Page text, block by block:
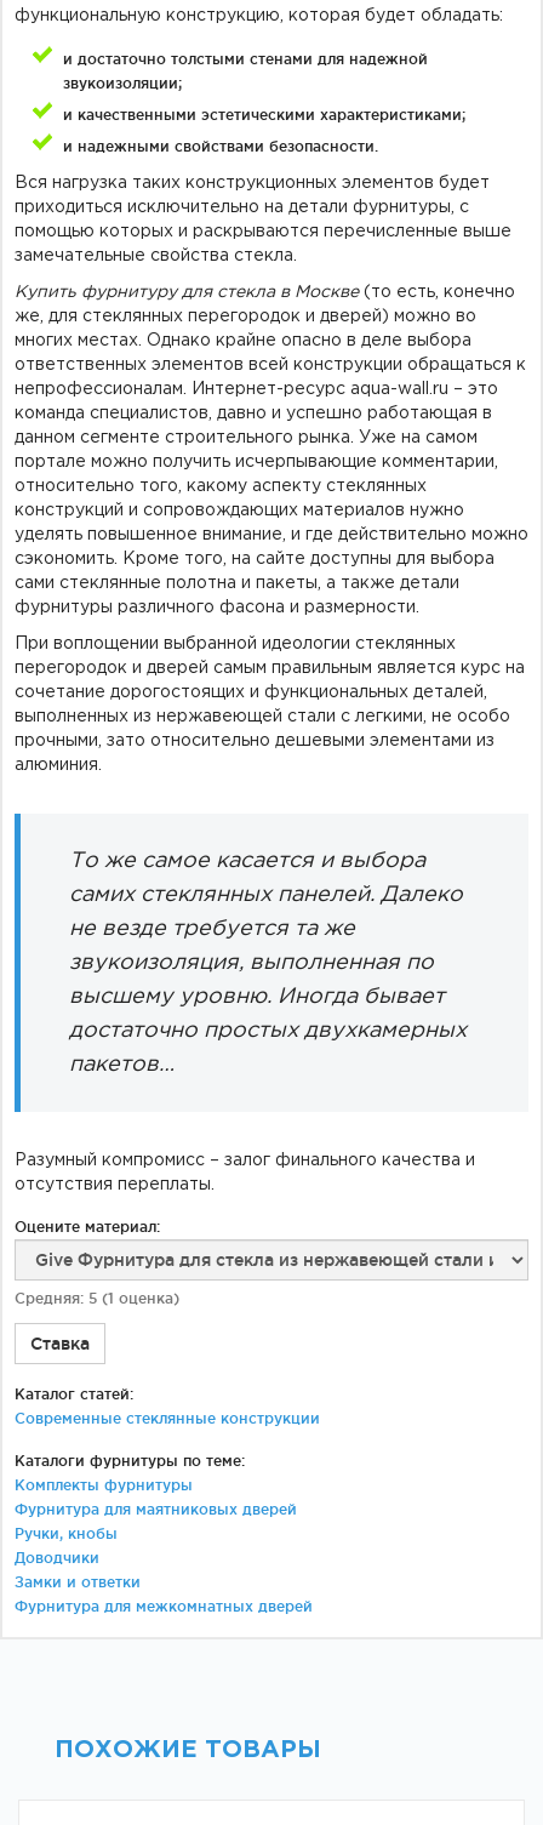
функциональную конструкцию, которая будет обладать:
и достаточно толстыми стенами для надежной
звукоизоляции;
и качественными эстетическими характеристиками;
и надежными свойствами безопасности.
Вся нагрузка таких конструкционных элементов будет
приходиться исключительно на детали фурнитуры, с
помощью которых и раскрываются перечисленные выше
замечательные свойства стекла.
Купить фурнитуру для стекла в Москве(то есть, конечно
же, для стеклянных перегородок и дверей) можно во
многих местах. Однако крайне опасно в деле выбора
ответственных элементов всей конструкции обращаться к
непрофессионалам. Интернет-ресурс aqua-wall.ru – это
команда специалистов, давно и успешно работающая в
данном сегменте строительного рынка. Уже на самом
портале можно получить исчерпывающие комментарии,
относительно того, какому аспекту стеклянных
конструкций и сопровождающих материалов нужно
уделять повышенное внимание, и где действительно можно
сэкономить. Кроме того, на сайте доступны для выбора
сами стеклянные полотна и пакеты, а также детали
фурнитуры различного фасона и размерности.
При воплощении выбранной идеологии стеклянных
перегородок и дверей самым правильным является курс на
сочетание дорогостоящих и функциональных деталей,
выполненных из нержавеющей стали с легкими, не особо
прочными, зато относительно дешевыми элементами из
алюминия.
То же самое касается и выбора
самих стеклянных панелей. Далеко
не везде требуется та же
звукоизоляция, выполненная по
высшему уровню. Иногда бывает
достаточно простых двухкамерных
пакетов…
Разумный компромисс – залог финального качества и
отсутствия переплаты.
Оцените материал:
Средняя: 5 (1 оценка)
Ставка
Каталог статей:
Современные стеклянные конструкции
Каталоги фурнитуры по теме:
Комплекты фурнитуры
Фурнитура для маятниковых дверей
Ручки, кнобы
Доводчики
Замки и ответки
Фурнитура для межкомнатных дверей
ПОХОЖИЕ ТОВАРЫ